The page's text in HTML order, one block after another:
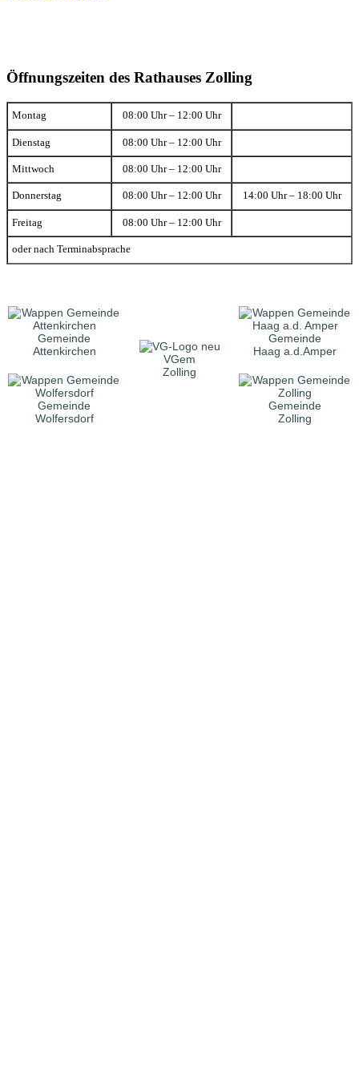
Öffnungszeiten des Rathauses Zolling
Montag 08:00 Uhr – 12:00 Uhr
Dienstag 08:00 Uhr – 12:00 Uhr
Mittwoch 08:00 Uhr – 12:00 Uhr
Donnerstag 08:00 Uhr – 12:00 Uhr 14:00 Uhr – 18:00 Uhr
Freitag 08:00 Uhr – 12:00 Uhr
oder nach Terminabsprache
Gemeinde
Attenkirchen
VGem
Zolling
Gemeinde
Haag a.d.Amper
Gemeinde
Wolfersdorf
Gemeinde
Zolling